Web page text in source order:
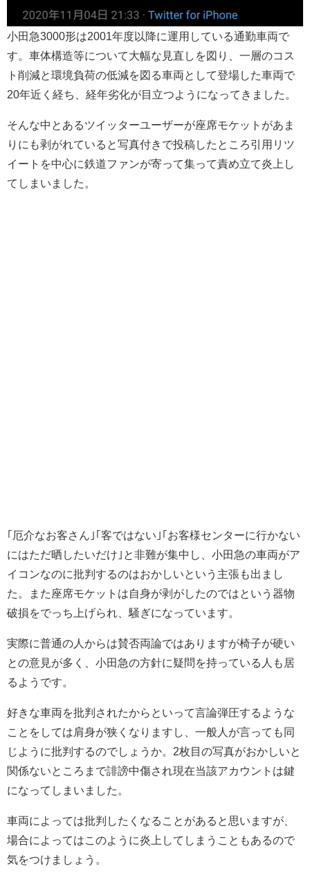
小田急3000形は2001年度以降に運用している通勤車両で
す。車体構造等について大幅な見直しを図り、一層のコス
ト削減と環境負荷の低減を図る車両として登場した車両で
20年近く経ち、経年劣化が目立つようになってきました。
そんな中とあるツイッターユーザーが座席モケットがあま
りにも剥がれていると写真付きで投稿したところ引用リツ
イートを中心に鉄道ファンが寄って集って責め立て炎上し
てしまいました。
｢厄介なお客さん｣｢客ではない｣｢お客様センターに行かない
にはただ晒したいだけ｣と非難が集中し、小田急の車両がア
イコンなのに批判するのはおかしいという主張も出まし
た。また座席モケットは自身が剥がしたのではという器物
破損をでっち上げられ、騒ぎになっています。
実際に普通の人からは賛否両論ではありますが椅子が硬い
との意見が多く、小田急の方針に疑問を持っている人も居
るようです。
好きな車両を批判されたからといって言論弾圧するような
ことをしては肩身が狭くなりますし、一般人が言っても同
じように批判するのでしょうか。2枚目の写真がおかしいと
関係ないところまで誹謗中傷され現在当該アカウントは鍵
になってしまいました。
車両によっては批判したくなることがあると思いますが、
場合によってはこのように炎上してしまうこともあるので
気をつけましょう。